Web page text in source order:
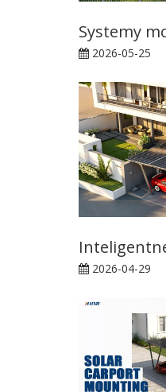
2026-05-25
2026-04-29